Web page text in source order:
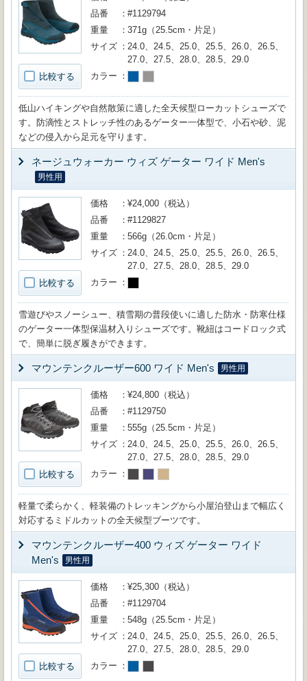
比較する
品番
#1129794
重量
371g（25.5cm・片足）
サイズ
24.0、24.5、25.0、25.5、26.0、26.5、
27.0、27.5、28.0、28.5、29.0
カラー
低山ハイキングや自然散策に適した全天候型ローカットシューズで
す。防滴性とストレッチ性のあるゲーター一体型で、小石や砂、泥
などの侵入から足元を守ります。
ネージュウォーカー ウィズ ゲーター ワイド Men's
男性用
比較する
価格
¥24,000（税込）
品番
#1129827
重量
566g（26.0cm・片足）
サイズ
24.0、24.5、25.0、25.5、26.0、26.5、
27.0、27.5、28.0、28.5、29.0
カラー
雪遊びやスノーシュー、積雪期の普段使いに適した防水・防寒仕様
のゲーター一体型保温材入りシューズです。靴紐はコードロック式
で、簡単に脱ぎ履きができます。
マウンテンクルーザー600 ワイド Men's 男性用
比較する
価格
¥24,800（税込）
品番
#1129750
重量
555g（25.5cm・片足）
サイズ
24.0、24.5、25.0、25.5、26.0、26.5、
27.0、27.5、28.0、28.5、29.0
カラー
軽量で柔らかく、軽装備のトレッキングから小屋泊登山まで幅広く
対応するミドルカットの全天候型ブーツです。
マウンテンクルーザー400 ウィズ ゲーター ワイド
Men's
男性用
比較する
価格
¥25,300（税込）
品番
#1129704
重量
548g（25.5cm・片足）
サイズ
24.0、24.5、25.0、25.5、26.0、26.5、
27.0、27.5、28.0、28.5、29.0
カラー